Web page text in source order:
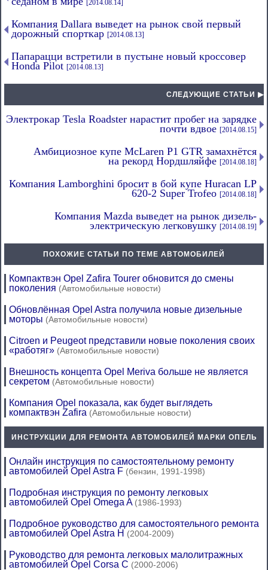
[2014.08.14]
Компания Dallara выведет на рынок свой первый
дорожный спорткар [2014.08.13]
Папарацци встретили в пустыне новый кроссовер
Honda Pilot [2014.08.13]
СЛЕДУЮЩИЕ СТАТЬИ ▶
Электрокар Tesla Roadster нарастит пробег на зарядке
почти вдвое [2014.08.15]
Амбициозное купе McLaren P1 GTR замахнётся
на рекорд Нордшляйфе [2014.08.18]
Компания Lamborghini бросит в бой купе Huracan LP
620-2 Super Trofeo [2014.08.18]
Компания Mazda выведет на рынок дизель-
электрическую легковушку [2014.08.19]
ПОХОЖИЕ СТАТЬИ ПО ТЕМЕ АВТОМОБИЛЕЙ
Компактвэн Opel Zafira Tourer обновится до смены
поколения (Автомобильные новости)
Обновлённая Opel Astra получила новые дизельные
моторы (Автомобильные новости)
Citroen и Peugeot представили новые поколения своих
«работяг» (Автомобильные новости)
Внешность концепта Opel Meriva больше не является
секретом (Автомобильные новости)
Компания Opel показала, как будет выглядеть
компактвэн Zafira (Автомобильные новости)
ИНСТРУКЦИИ ДЛЯ РЕМОНТА АВТОМОБИЛЕЙ МАРКИ ОПЕЛЬ
Онлайн инструкция по самостоятельному ремонту
автомобилей Opel Astra F (бензин, 1991-1998)
Подробная инструкция по ремонту легковых
автомобилей Opel Omega A (1986-1993)
Подробное руководство для самостоятельного ремонта
автомобилей Opel Astra H (2004-2009)
Руководство для ремонта легковых малолитражных
автомобилей Opel Corsa C (2000-2006)